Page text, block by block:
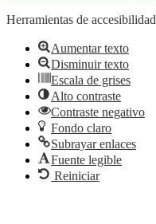
Herramientas de accesibilidad
Aumentar texto
Disminuir texto
Escala de grises
Alto contraste
Contraste negativo
Fondo claro
Subrayar enlaces
Fuente legible
Reiniciar